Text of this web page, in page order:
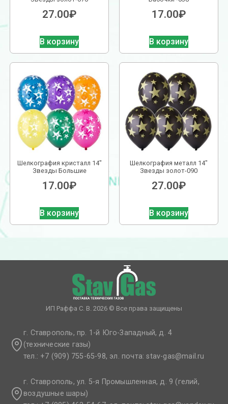
27.00₽
В корзину
17.00₽
В корзину
Шелкография кристалл 14″
Звезды Большие
17.00₽
В корзину
Шелкография металл 14″
Звезды золот-090
27.00₽
В корзину
ИП Раффа С. В. 2026 © Все права защищены
г. Ставрополь, пр. 1-й Юго-Западный, д. 4
(технические газы)
тел.: +7 (909) 755-65-98, эл. почта: stav-gas@mail.ru​
г. Ставрополь, ул. 5-я Промышленная, д. 9 (гелий,
воздушные шары)